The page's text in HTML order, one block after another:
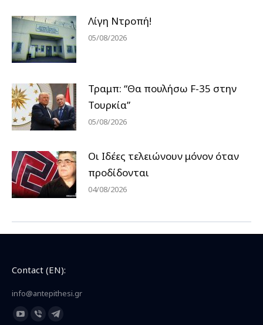
Λίγη Ντροπή!
05/08/2026
Τραμπ: “Θα πουλήσω F-35 στην
Τουρκία”
05/08/2026
Οι Ιδέες τελειώνουν μόνον όταν
προδίδονται
04/08/2026
Contact (EN):
info@antepithesi.gr
Find us on:
YouTubeViberTelegram